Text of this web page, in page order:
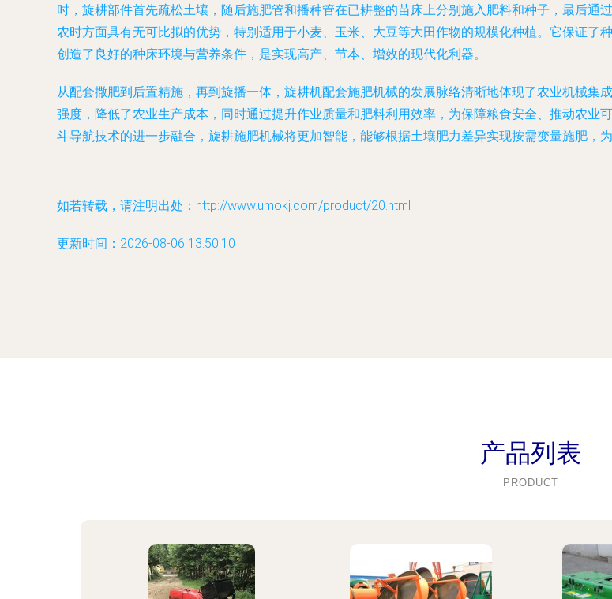
时，旋耕部件首先疏松土壤，随后施肥管和播种管在已耕整的苗床上分别施入肥料和种子，最后通
农时方面具有无可比拟的优势，特别适用于小麦、玉米、大豆等大田作物的规模化种植。它保证
创造了良好的种床环境与营养条件，是实现高产、节本、增效的现代化利器。
从配套撒肥到后置精施，再到旋播一体，旋耕机配套施肥机械的发展脉络清晰地体现了农业机械
强度，降低了农业生产成本，同时通过提升作业质量和肥料利用效率，为保障粮食安全、推动农
斗导航技术的进一步融合，旋耕施肥机械将更加智能，能够根据土壤肥力差异实现按需变量施肥，
如若转载，请注明出处：http://www.umokj.com/product/20.html
更新时间：2026-08-06 13:50:10
产品列表
PRODUCT